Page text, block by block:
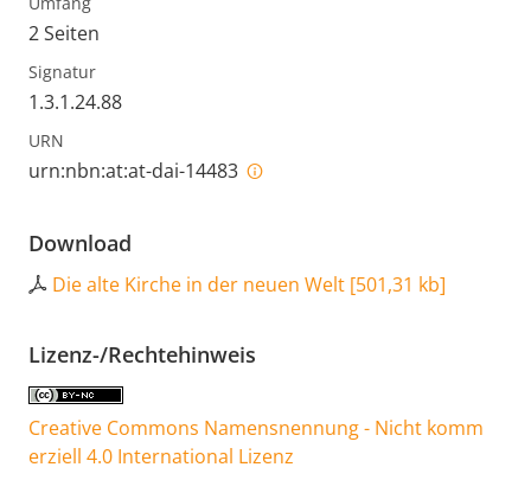
2 Seiten
Signatur
1.3.1.24.88
URN
urn:nbn:at:at-dai-14483
Download
Die alte Kirche in der neuen Welt [501,31 kb]
Lizenz-/Rechtehinweis
Creative Commons Namensnennung - Nicht komm
erziell 4.0 International Lizenz